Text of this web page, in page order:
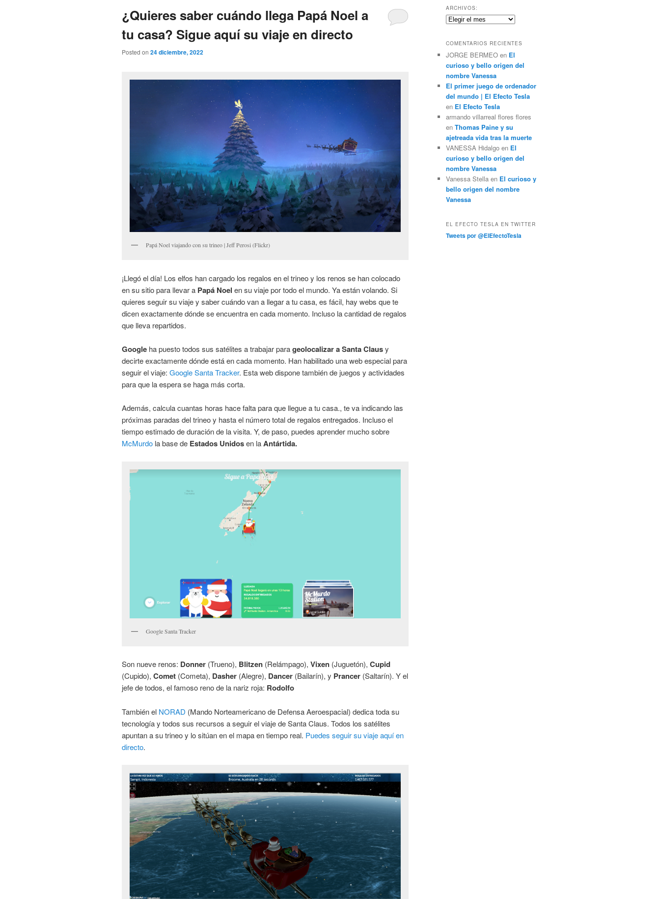
¿Quieres saber cuándo llega Papá Noel a
tu casa? Sigue aquí su viaje en directo
Posted on 24 diciembre, 2022
Papá Noel viajando con su trineo | Jeff Perosi (Flickr)
¡Llegó el día! Los elfos han cargado los regalos en el trineo y los renos se han colocado
en su sitio para llevar a Papá Noel en su viaje por todo el mundo. Ya están volando. Si
quieres seguir su viaje y saber cuándo van a llegar a tu casa, es fácil, hay webs que te
dicen exactamente dónde se encuentra en cada momento. Incluso la cantidad de regalos
que lleva repartidos.
Google ha puesto todos sus satélites a trabajar parageolocalizar a Santa Clausy
decirte exactamente dónde está en cada momento. Han habilitado una web especial para
seguir el viaje: Google Santa Tracker. Esta web dispone también de juegos y actividades
para que la espera se haga más corta.
Además, calcula cuantas horas hace falta para que llegue a tu casa., te va indicando las
próximas paradas del trineo y hasta el número total de regalos entregados. Incluso el
tiempo estimado de duración de la visita. Y, de paso, puedes aprender mucho sobre
McMurdo la base de Estados Unidosen laAntártida.
Google Santa Tracker
Son nueve renos: Donner (Trueno), Blitzen (Relámpago), Vixen (Juguetón), Cupid
(Cupido), Comet (Cometa), Dasher (Alegre), Dancer (Bailarín), y Prancer (Saltarín). Y el
jefe de todos, el famoso reno de la nariz roja: Rodolfo
También el NORAD (Mando Norteamericano de Defensa Aeroespacial) dedica toda su
tecnología y todos sus recursos a seguir el viaje de Santa Claus. Todos los satélites
apuntan a su trineo y lo sitúan en el mapa en tiempo real. Puedes seguir su viaje aquí en
directo.
c
a
r
ARCHIVOS:
Archivos:
COMENTARIOS RECIENTES
JORGE BERMEO en El
curioso y bello origen del
nombre Vanessa
El primer juego de ordenador
del mundo | El Efecto Tesla
en El Efecto Tesla
armando villarreal flores flores
en Thomas Paine y su
ajetreada vida tras la muerte
VANESSA Hidalgo en El
curioso y bello origen del
nombre Vanessa
Vanessa Stella en El curioso y
bello origen del nombre
Vanessa
EL EFECTO TESLA EN TWITTER
Tweets por @ElEfectoTesla